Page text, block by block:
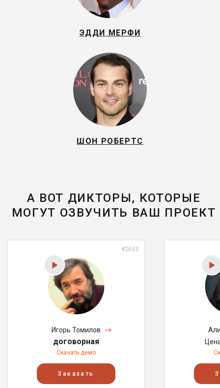
ЭДДИ МЕРФИ
ШОН РОБЕРТС
А ВОТ ДИКТОРЫ, КОТОРЫЕ
МОГУТ ОЗВУЧИТЬ ВАШ ПРОЕКТ
#2633
Игорь Томилов
договорная
Скачать демо
Заказать